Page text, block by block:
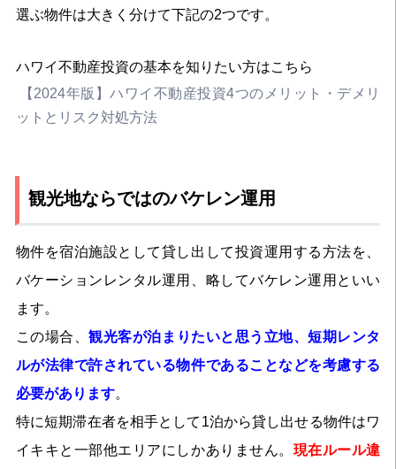
選ぶ物件は大きく分けて下記の2つです。
ハワイ不動産投資の基本を知りたい方はこちら
【2024年版】ハワイ不動産投資4つのメリット・デメリ
ットとリスク対処方法
観光地ならではのバケレン運用
物件を宿泊施設として貸し出して投資運用する方法を、
バケーションレンタル運用、略してバケレン運用といい
ます。
この場合、観光客が泊まりたいと思う立地、短期レンタ
ルが法律で許されている物件であることなどを考慮する
必要があります。
特に短期滞在者を相手として1泊から貸し出せる物件はワ
イキキと一部他エリアにしかありません。 現在ルール違